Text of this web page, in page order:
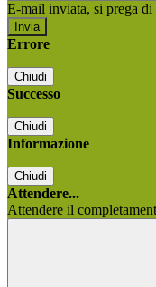
E-mail inviata, si prega di
Errore
Chiudi
Successo
Chiudi
Informazione
Chiudi
Attendere...
Attendere il